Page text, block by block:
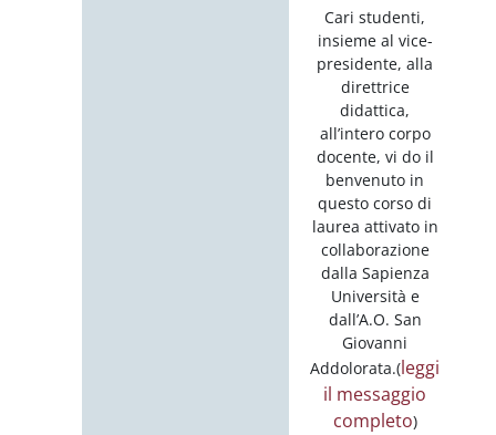
Cari studenti,
insieme al vice-
presidente, alla
direttrice
didattica,
all’intero corpo
docente, vi do il
benvenuto in
questo corso di
laurea attivato in
collaborazione
dalla Sapienza
Università e
dall’A.O. San
Giovanni
Addolorata.(leggi
il messaggio
completo)